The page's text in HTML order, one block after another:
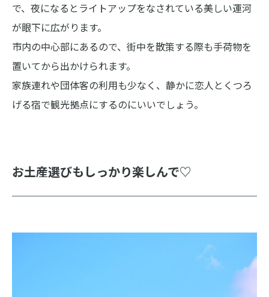
で、夜になるとライトアップをなされている美しい運河
が眼下に広がります。
市内の中心部にあるので、街中を散策する際も手荷物を
置いてから出かけられます。
家族連れや団体客の利用も少なく、静かに恋人とくつろ
げる宿で観光拠点にするのにいいでしょう。
お土産選びもしっかり楽しんで♡